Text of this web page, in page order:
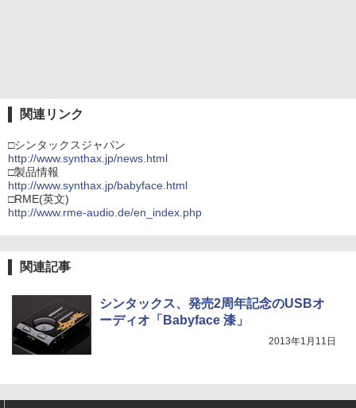
関連リンク
□シンタックスジャパン
http://www.synthax.jp/news.html
□製品情報
http://www.synthax.jp/babyface.html
□RME(英文)
http://www.rme-audio.de/en_index.php
関連記事
シンタックス、発売2周年記念のUSBオ
ーディオ「Babyface 漆」
2013年1月11日